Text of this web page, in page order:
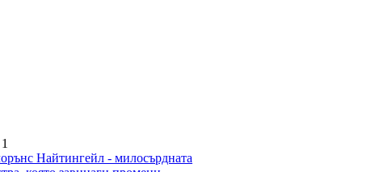
1
Найтингейл - милосърдната